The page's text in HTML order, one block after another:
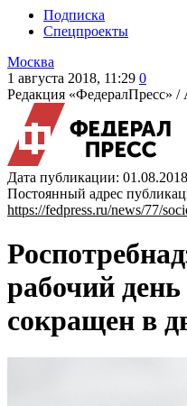
Подписка
Спецпроекты
Москва
1 августа 2018, 11:29 0
Редакция «ФедералПресс» /
Дата публикации:
Постоянный адрес
https://fedpress.ru/news/77/
рабочий
сокращен в